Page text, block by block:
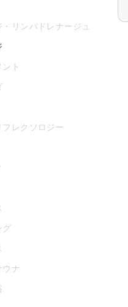
リンパドレナージュ
ト
レクソロジー
グ
ウナ